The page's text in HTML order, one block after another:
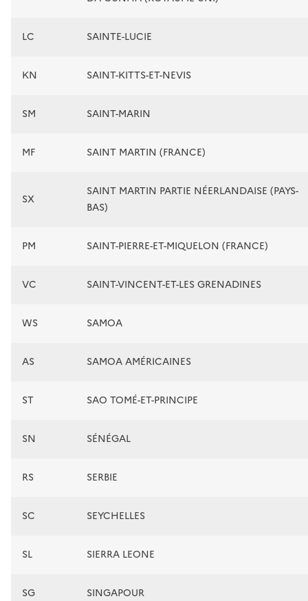
LC SAINTE-LUCIE
KN SAINT-KITTS-ET-NEVIS
SM SAINT-MARIN
MF SAINT MARTIN (FRANCE)
SX
SAINT MARTIN PARTIE NÉERLANDAISE (PAYS-
BAS)
PM SAINT-PIERRE-ET-MIQUELON (FRANCE)
VC SAINT-VINCENT-ET-LES GRENADINES
WS SAMOA
AS SAMOA AMÉRICAINES
ST SAO TOMÉ-ET-PRINCIPE
SN SÉNÉGAL
RS SERBIE
SC SEYCHELLES
SL SIERRA LEONE
SG SINGAPOUR